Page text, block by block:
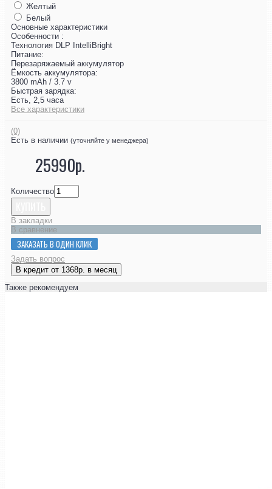
Желтый
Белый
Основные характеристики
Особенности :
Технология DLP IntelliBright
Питание:
Перезаряжаемый аккумулятор
Ёмкость аккумулятора:
3800 mAh / 3.7 v
Быстрая зарядка:
Есть, 2,5 часа
Все характеристики
(0)
Есть в наличии (уточняйте у менеджера)
25990р.
Количество
В закладки
В сравнение
ЗАКАЗАТЬ В ОДИН КЛИК
Задать вопрос
В кредит от 1368р. в месяц
Также рекомендуем